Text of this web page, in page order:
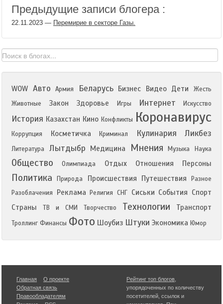
Предыдущие записи блогера :
22.11.2023 — Перемирие в секторе Газы.
WOW Авто Армия Беларусь Бизнес Видео Дети
Жесть
Животные
Закон Здоровье Игры Интернет Искусство
История Казахстан Кино Конфликты Коронавирус
Коррупция Косметичка Криминал Кулинария Ликбез
Литература Лытдыбр Медицина Мнения Музыка Наука
Общество Олимпиада Отдых Отношения Персоны
Политика Природа Происшествия Путешествия
Разное
Разоблачения
Реклама Религия СНГ Сиськи События Спорт
Страны
ТВ и СМИ Творчество Технологии Транспорт
Троллинг Финансы Фото Шоубиз Штуки Экономика Юмор
Главная
О проекте
Обратная связь
Правообладателям
Рейтинг топ блогов
упорядоченных по количеству
посетителей, ссылок и